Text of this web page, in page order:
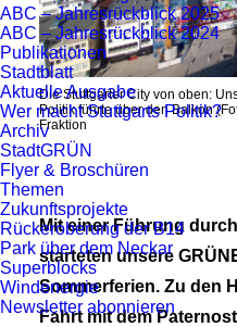
ABC – Jahresrückblick 2025
ABC – Jahresrückblick 2024
Publikationen
Stadtblatt
Aktuelle Ausgabe
Wer macht Stuttgarts Politik?
Archiv
StadtGRÜN
Flyer & Broschüren
Themen
Zukunftsprojekte
Rückeroberung der B14
Park über dem Neckar
Superblocks
Windenergie
Newsletter abonnieren
Die Stuttgarter City von oben:
Politik führte über den Balkon
Fraktion
Mit einer Führung
starteten unsere
Sommerferien. Zu den
Fahrt mit dem